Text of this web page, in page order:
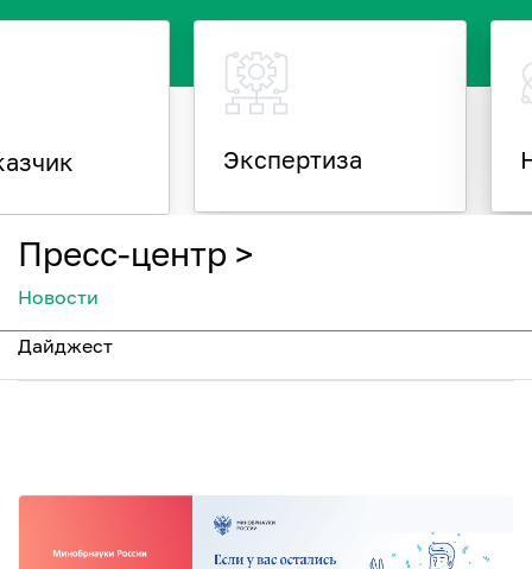
Экспертиза
Пресс-центр >
Новости
Дайджест